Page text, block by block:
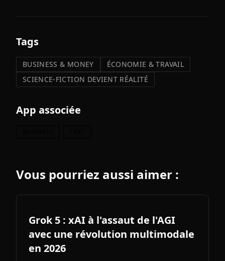
Tags
BUSINESS & MONEY
ÉCONOMIE & TRAVAIL
SCIENCE-FICTION DEVIENT RÉALITÉ
App associée
Vous pourriez aussi aimer :
Grok 5 : xAI à l'assaut de l'AGI
avec une révolution multimodale
en 2026